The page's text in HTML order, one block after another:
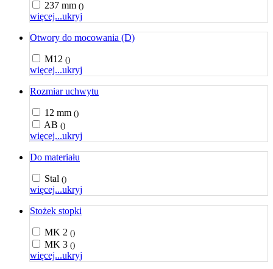
237 mm ()
więcej...ukryj
Otwory do mocowania (D)
M12 ()
więcej...ukryj
Rozmiar uchwytu
12 mm ()
AB ()
więcej...ukryj
Do materiału
Stal ()
więcej...ukryj
Stożek stopki
MK 2 ()
MK 3 ()
więcej...ukryj